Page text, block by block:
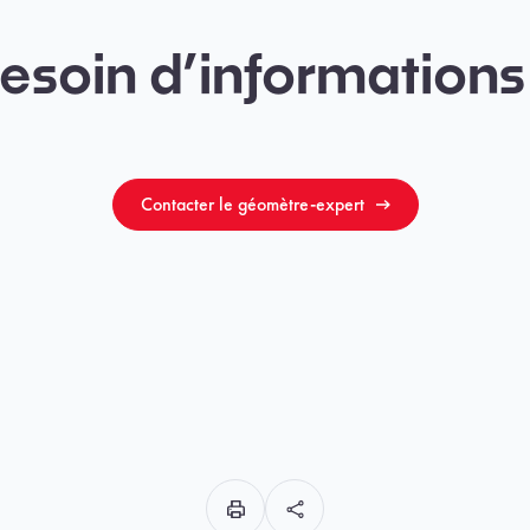
Contacter le géomètre-expert